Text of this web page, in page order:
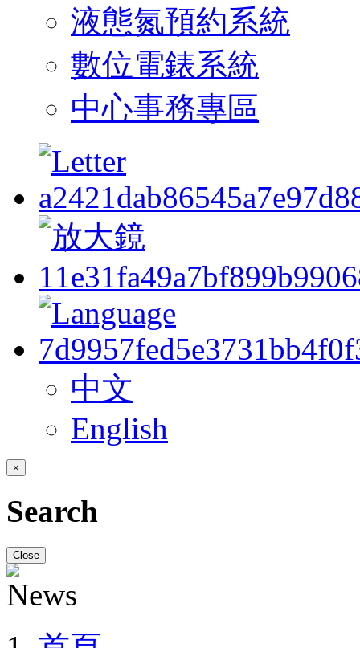
液態氮預約系統
數位電錶系統
中心事務專區
中文
English
×
Search
Close